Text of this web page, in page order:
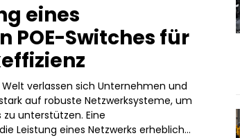
eines
POE-Switches für
verlassen sich Unternehmen und
auf robuste Netzwerksysteme, um
unterstützen. Eine
Leistung eines Netzwerks erheblich...